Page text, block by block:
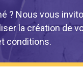
? Nous vous
la création de
conditions.